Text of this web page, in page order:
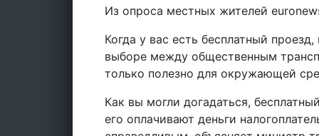
Из опроса местных жителей
Когда у вас есть бесплатный
выборе между общественным
только полезно для окружающей
Как вы могли догадаться,
его оплачивают деньги